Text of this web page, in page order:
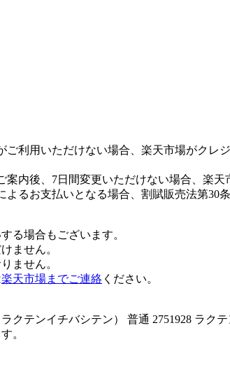
利用いただけない場合、楽天市場がクレ
内後、7日間変更いただけない場合、楽天
るお支払いとなる場合、割賦販売法第30
る場合もございます。
ません。
ません。
楽天市場までご連絡 ください。
クテンイチバシテン） 普通 2751928 ラク
。